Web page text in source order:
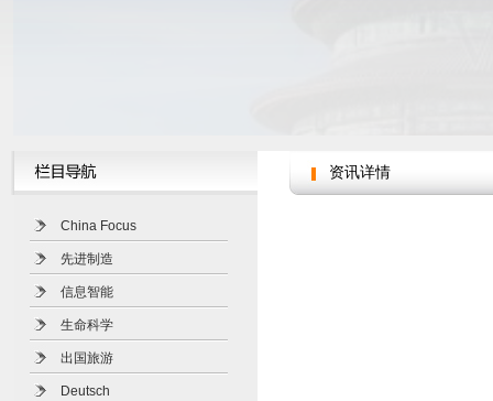
China Focus
先进制造
信息智能
生命科学
出国旅游
Deutsch
资讯详情